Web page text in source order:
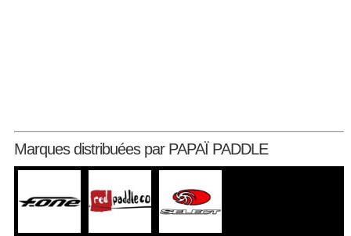
Marques distribuées par PAPAÏ PADDLE